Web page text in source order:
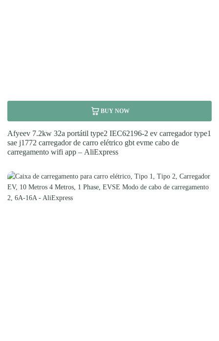
BUY NOW
Afyeev 7.2kw 32a portátil type2 IEC62196-2 ev carregador type1
sae j1772 carregador de carro elétrico gbt evme cabo de
carregamento wifi app – AliExpress